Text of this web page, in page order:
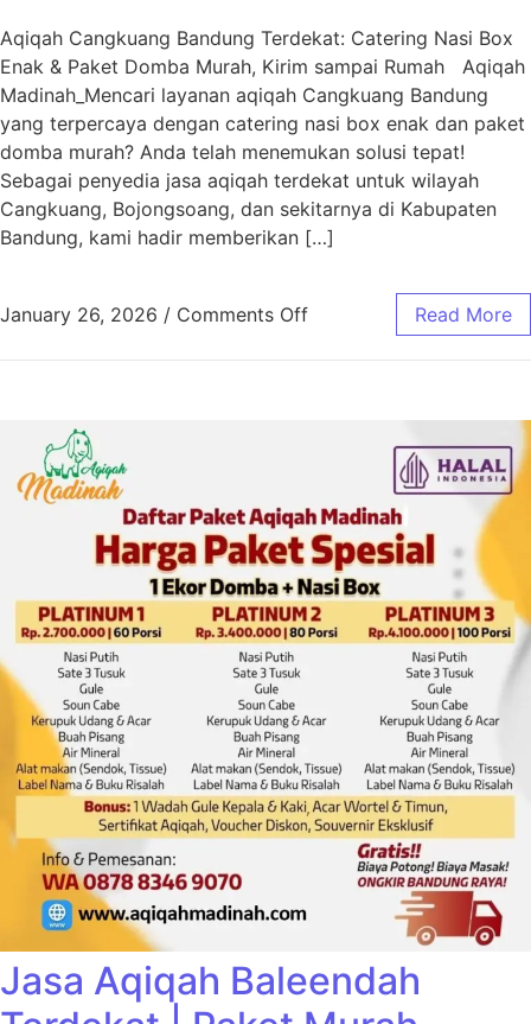
Aqiqah Cangkuang Bandung Terdekat: Catering Nasi Box
Enak & Paket Domba Murah, Kirim sampai Rumah Aqiqah
Madinah_Mencari layanan aqiqah Cangkuang Bandung
yang terpercaya dengan catering nasi box enak dan paket
domba murah? Anda telah menemukan solusi tepat!
Sebagai penyedia jasa aqiqah terdekat untuk wilayah
Cangkuang, Bojongsoang, dan sekitarnya di Kabupaten
Bandung, kami hadir memberikan […]
January 26, 2026 / Comments Off Read More
Jasa Aqiqah Baleendah